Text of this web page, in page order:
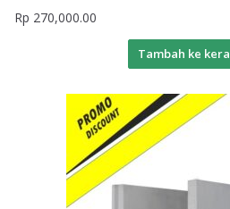
Rp 270,000.00
Tambah ke